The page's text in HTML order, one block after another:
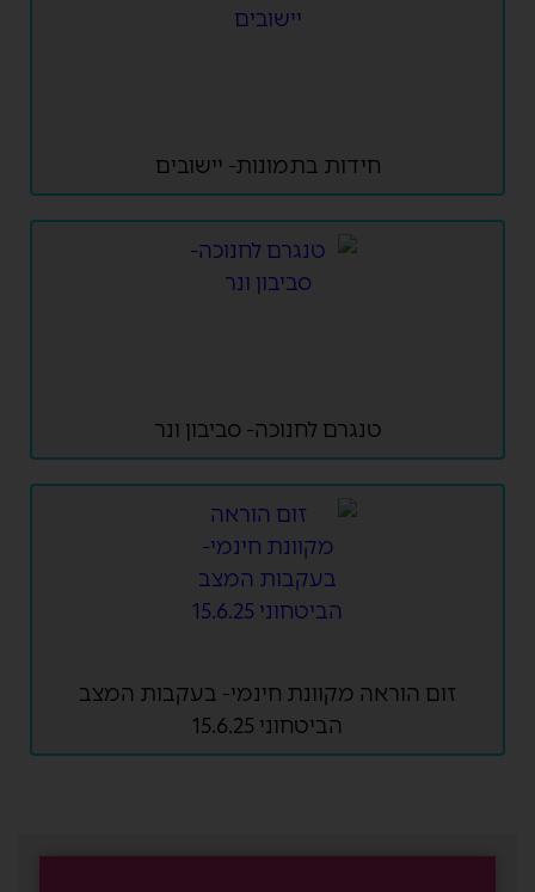
חידות בתמונות- יישובים
טנגרם לחנוכה- סביבון ונר
זום הוראה מקוונת חינמי- בעקבות המצב
הביטחוני 15.6.25